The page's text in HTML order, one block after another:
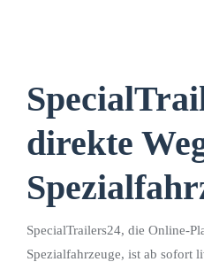
direkte
SpecialTrailers24, die Online-
Spezialfahrzeuge, ist ab sofort